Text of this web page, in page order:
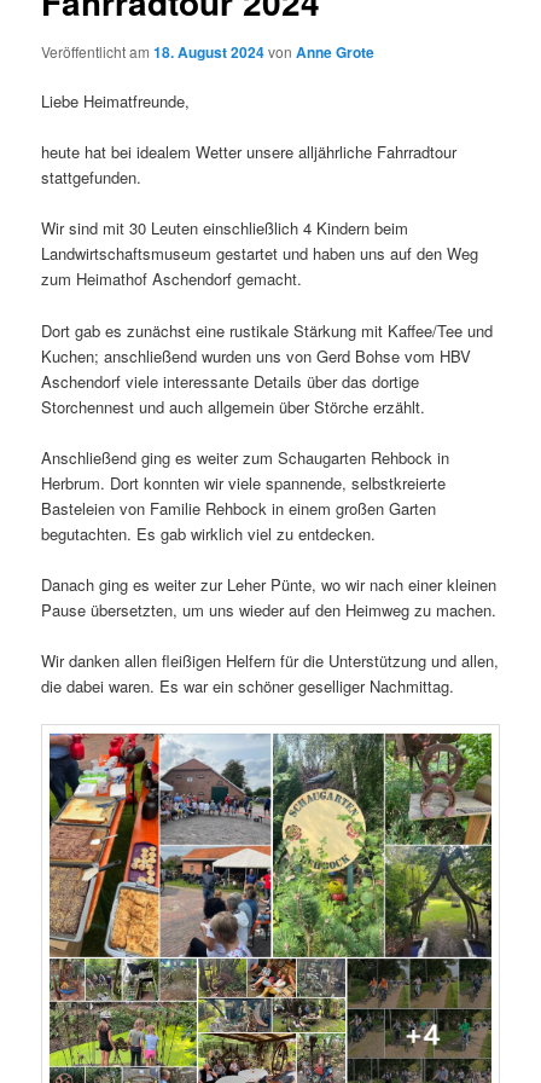
Veröffentlicht am18. August 2024vonAnne Grote
Liebe Heimatfreunde,
heute hat bei idealem Wetter unsere alljährliche Fahrradtour
stattgefunden.
Wir sind mit 30 Leuten einschließlich 4 Kindern beim
Landwirtschaftsmuseum gestartet und haben uns auf den Weg
zum Heimathof Aschendorf gemacht.
Dortgab es zunächst eine rustikale Stärkung mit Kaffee/Tee und
Kuchen; anschließend wurden uns von Gerd Bohse vom HBV
Aschendorf viele interessante Details über das dortige
Storchennest und auch allgemein über Störche erzählt.
Anschließend ging es weiter zum Schaugarten Rehbock in
Herbrum. Dort konnten wir viele spannende, selbstkreierte
Basteleien von Familie Rehbock in einem großen Garten
begutachten. Es gab wirklich viel zu entdecken.
Danach ging es weiter zur Leher Pünte, wo wir nach einer kleinen
Pause übersetzten, um uns wieder auf den Heimweg zu machen.
Wir danken allen fleißigen Helfern für die Unterstützung und allen,
die dabei waren. Es war ein schöner geselliger Nachmittag.